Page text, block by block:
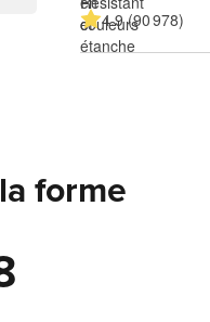
4.9 (90 978)
forme